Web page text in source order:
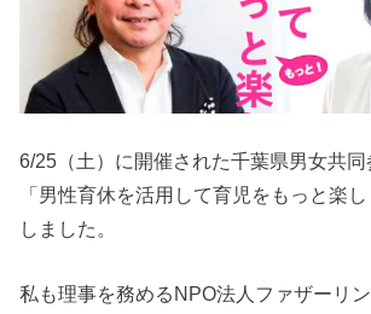
6/25（土）に開催された千葉県男女共
「男性育休を活用して育児をもっと楽
しました。
私も理事を務めるNPO法人ファザーリ